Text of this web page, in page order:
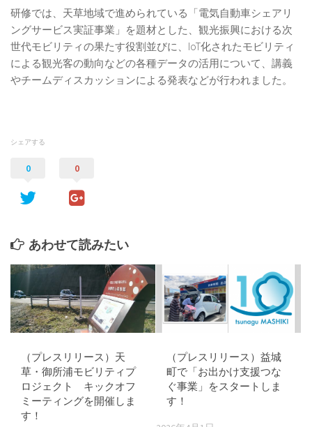
研修では、天草地域で進められている「電気自動車シェアリ
ングサービス実証事業」を題材とした、観光振興における次
世代モビリティの果たす役割並びに、 IoT化されたモビリティ
による観光客の動向などの各種データの活用について、講義
やチームディスカッションによる発表などが行われました。
シェアする
0 0
あわせて読みたい
（プレスリリース）天
草・御所浦モビリティプ
ロジェクト キックオフ
ミーティングを開催しま
す！
（プレスリリース）益城
町で「お出かけ支援つな
ぐ事業」をスタートしま
す！